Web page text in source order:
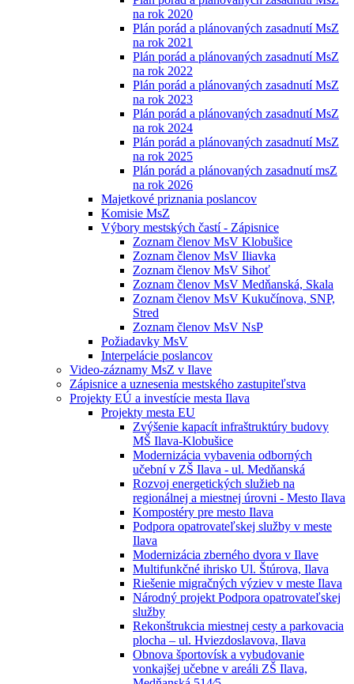
na rok 2020
Plán porád a plánovaných zasadnutí MsZ
na rok 2021
Plán porád a plánovaných zasadnutí MsZ
na rok 2022
Plán porád a plánovaných zasadnutí MsZ
na rok 2023
Plán porád a plánovaných zasadnutí MsZ
na rok 2024
Plán porád a plánovaných zasadnutí MsZ
na rok 2025
Plán porád a plánovaných zasadnutí msZ
na rok 2026
Majetkové priznania poslancov
Komisie MsZ
Výbory mestských častí - Zápisnice
Zoznam členov MsV Klobušice
Zoznam členov MsV Iliavka
Zoznam členov MsV Sihoť
Zoznam členov MsV Medňanská, Skala
Zoznam členov MsV Kukučínova, SNP,
Stred
Zoznam členov MsV NsP
Požiadavky MsV
Interpelácie poslancov
Video-záznamy MsZ v Ilave
Zápisnice a uznesenia mestského zastupiteľstva
Projekty EÚ a investície mesta Ilava
Projekty mesta EU
Zvýšenie kapacít infraštruktúry budovy
MŠ Ilava-Klobušice
Modernizácia vybavenia odborných
učební v ZŠ Ilava - ul. Medňanská
Rozvoj energetických služieb na
regionálnej a miestnej úrovni - Mesto Ilava
Kompostéry pre mesto Ilava
Podpora opatrovateľskej služby v meste
Ilava
Modernizácia zberného dvora v Ilave
Multifunkčné ihrisko Ul. Štúrova, Ilava
Riešenie migračných výziev v meste Ilava
Národný projekt Podpora opatrovateľskej
služby
Rekonštrukcia miestnej cesty a parkovacia
plocha – ul. Hviezdoslavova, Ilava
Obnova športovísk a vybudovanie
vonkajšej učebne v areáli ZŠ Ilava,